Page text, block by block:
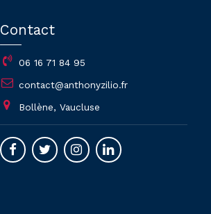
Contact
06 16 71 84 95
contact@anthonyzilio.fr
Bollène, Vaucluse